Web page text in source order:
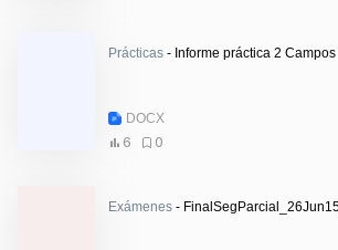
Prácticas - Informe práctica 2
DOCX
6
0
Exámenes -